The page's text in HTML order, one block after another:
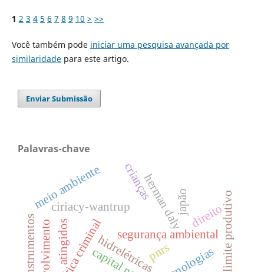
1 2 3 4 5 6 7 8 9 10 > >>
Você também pode iniciar uma pesquisa avançada por
similaridadepara este artigo.
Enviar Submissão
Palavras-chave
ciriacy-wantrup herman daly
segurança ambiental limite produtivo
meio ambiente
política criminal
japão
atingidos
direito
hidrelétricaspnrs
instrumentos
crianças